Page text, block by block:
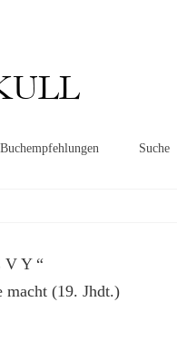
Buchempfehlungen Suche
V Y “
macht (19. Jhdt.)